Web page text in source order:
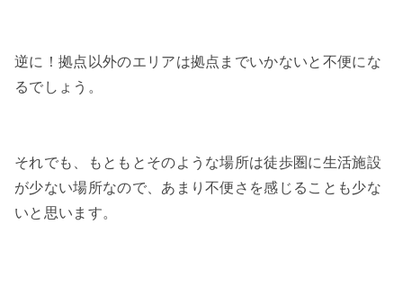
逆に！拠点以外のエリアは拠点までいかないと不便にな
るでしょう。
それでも、もともとそのような場所は徒歩圏に生活施設
が少ない場所なので、あまり不便さを感じることも少な
いと思います。